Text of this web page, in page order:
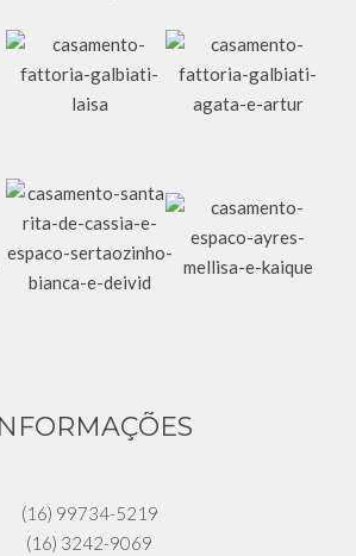
(16) 99734-5219
(16) 3242-9069